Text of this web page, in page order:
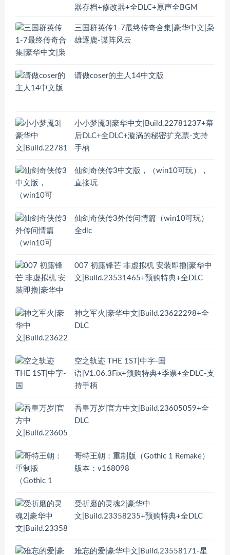
器存档+修改器+全DLC+原声全BGM
三国群英传1-7最终传奇合集|豪华中文|枭
雄逐鹿-谋阵风云
请做coser的主人14中文版
小小梦魇3|豪华中文|Build.22781237+幕
后DLC+全DLC+漩涡的秘密扩充票-支持
手柄
仙剑奇侠传3中文版，（win10可玩），
直接玩
仙剑奇侠传3外传问情篇（win10可玩）
全dlc
007 初露锋芒 非虚拟机 安装即撸|豪华中
文|Build.23531465+预购特典+全DLC
神之军火|豪华中文|Build.23622298+全
DLC
空之轨迹 THE 1ST|中字-国
语|V1.06.3Fix+预购特典+季票+全DLC-支
持手柄
吾皇万岁|官方中文|Build.23605059+全
DLC
哥特王朝：重制版（Gothic 1 Remake）
版本：v168098
受折磨的灵魂2|豪华中
文|Build.23358235+预购特典+全DLC
难忘的爱|豪华中文|Build.23558171-星